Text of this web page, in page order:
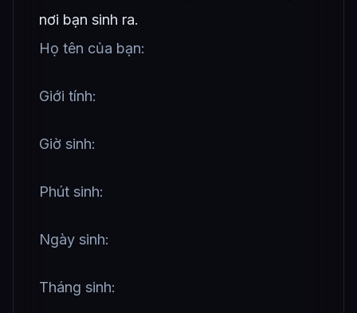
nơi bạn sinh ra.
Họ tên của bạn:
Giới tính:
Giờ sinh:
Phút sinh:
Ngày sinh:
Tháng sinh: